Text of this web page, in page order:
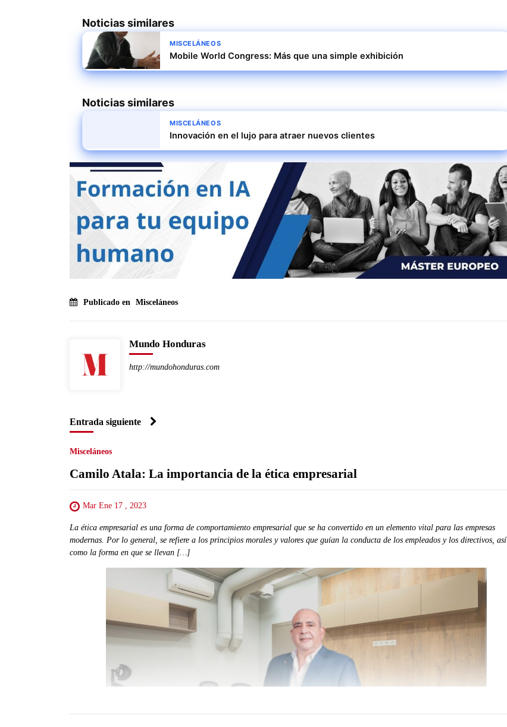
Noticias similares
MISCELÁNEOS
Mobile World Congress: Más que una simple exhibición
Noticias similares
MISCELÁNEOS
Innovación en el lujo para atraer nuevos clientes
Publicado en Misceláneos
Mundo Honduras
http://mundohonduras.com
Entrada siguiente
Misceláneos
Camilo Atala: La importancia de la ética empresarial
Mar Ene 17 , 2023
La ética empresarial es una forma de comportamiento empresarial que se ha convertido en un elemento vital para las empresas
modernas. Por lo general, se refiere a los principios morales y valores que guían la conducta de los empleados y los directivos, así
como la forma en que se llevan […]